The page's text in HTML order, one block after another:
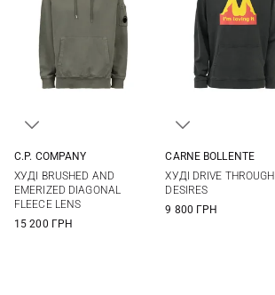
XXL
C.P. COMPANY
ХУДІ BRUSHED AND
EMERIZED DIAGONAL
FLEECE LENS
15 200 ГРН
CARNE BOLLENTE
ХУДІ DRIVE THROUGH
DESIRES
9 800 ГРН